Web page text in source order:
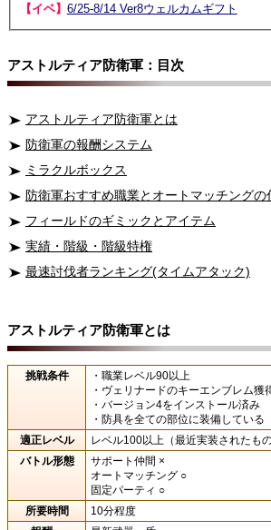
【イベ】 6/25-8/14 Ver8ウェルカムギフト
アストルティア防衛軍：目次
アストルティア防衛軍とは
防衛軍の報酬システム
ミラクルボックス
防衛軍おすすめ職業とオートマッチングの
フィールドのギミックとアイテム
実績・階級・階級特権
最速討伐者ランキング(タイムアタック)
アストルティア防衛軍とは
挑戦条件
・職業レベル90以上
・ヴェリナードのキーエンブレム獲
・バージョン4をインストール済み
・防具を全ての部位に装備している
適正レベル
レベル100以上（最近実装されたも
バトル形態
サポート仲間 ×
オートマッチング ○
固定パーティ ○
所要時間
10分程度